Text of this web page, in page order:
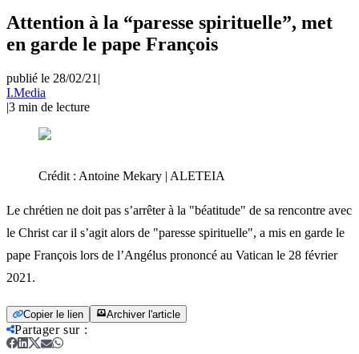
Attention à la “paresse spirituelle”, met
en garde le pape François
publié le 28/02/21 |
I.Media
|3 min de lecture
Crédit : Antoine Mekary | ALETEIA
Le chrétien ne doit pas s’arrêter à la "béatitude" de sa rencontre avec
le Christ car il s’agit alors de "paresse spirituelle", a mis en garde le
pape François lors de l’Angélus prononcé au Vatican le 28 février
2021.
Copier le lien Archiver l'article
Partager sur: